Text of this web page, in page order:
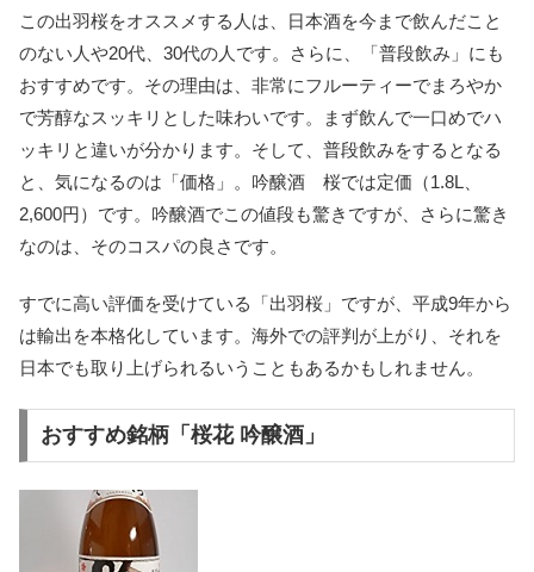
この出羽桜をオススメする人は、日本酒を今まで飲んだこと
のない人や20代、30代の人です。さらに、「普段飲み」にも
おすすめです。その理由は、非常にフルーティーでまろやか
で芳醇なスッキリとした味わいです。まず飲んで一口めでハ
ッキリと違いが分かります。そして、普段飲みをするとなる
と、気になるのは「価格」。吟醸酒 桜では定価（1.8L、
2,600円）です。吟醸酒でこの値段も驚きですが、さらに驚き
なのは、そのコスパの良さです。
すでに高い評価を受けている「出羽桜」ですが、平成9年から
は輸出を本格化しています。海外での評判が上がり、それを
日本でも取り上げられるいうこともあるかもしれません。
おすすめ銘柄「桜花 吟醸酒」